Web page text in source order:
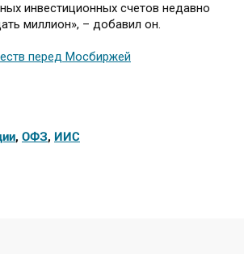
инвестиционных счетов недавно
миллион», – добавил он.
перед Мосбиржей
, ОФЗ, ИИС